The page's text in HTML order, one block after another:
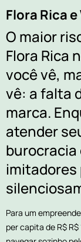
Flora Rica
O maior
Flora Rica
você vê,
vê: a falta
marca.
atender
burocracia
imitadores
Para um
per capita de R$